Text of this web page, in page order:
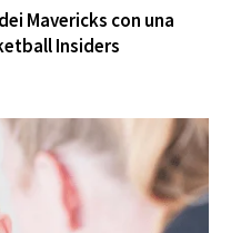
Mavericks con una
Insiders